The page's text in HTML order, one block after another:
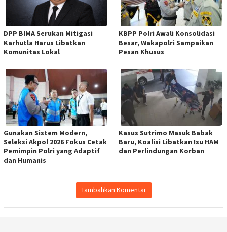
DPP BIMA Serukan Mitigasi
Karhutla Harus Libatkan
Komunitas Lokal
KBPP Polri Awali Konsolidasi
Besar, Wakapolri Sampaikan
Pesan Khusus
Gunakan Sistem Modern,
Seleksi Akpol 2026 Fokus Cetak
Pemimpin Polri yang Adaptif
dan Humanis
Kasus Sutrimo Masuk Babak
Baru, Koalisi Libatkan Isu HAM
dan Perlindungan Korban
Tambahkan Komentar